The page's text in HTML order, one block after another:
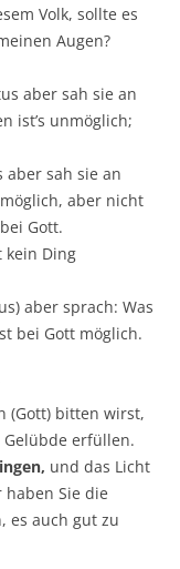
Volk, sollte es
Augen?
aber sah sie an
ist’s unmöglich;
aber sah sie an
aber nicht
Gott.
kein Ding
aber sprach: Was
bei Gott möglich.
(Gott) bitten wirst,
erfüllen.
und das Licht
haben Sie die
es auch gut zu